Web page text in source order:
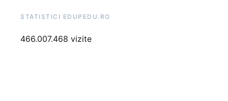
STATISTICI EDUPEDU.RO
466.007.468 vizite